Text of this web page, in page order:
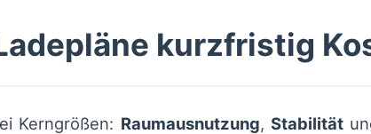
kurzfristig
Kerngrößen: Raumausnutzung, Stabilität